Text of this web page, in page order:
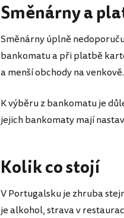
Směnárny a
Směnárny úplně
bankomatu a při platbě
a menší obchody na venkově.
K výběru z bankomatu je
jejich bankomaty mají
Kolik co stojí
V Portugalsku je zhruba
je alkohol, strava v